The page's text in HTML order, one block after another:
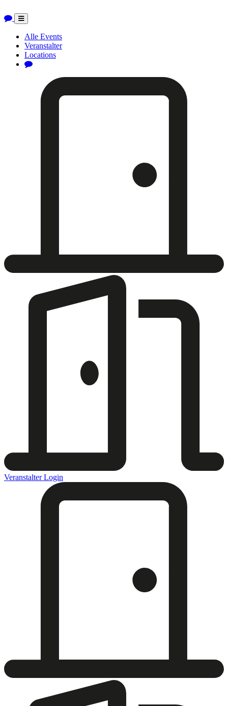
Toggle
navigation
Alle Events
Veranstalter
Locations
Veranstalter Login